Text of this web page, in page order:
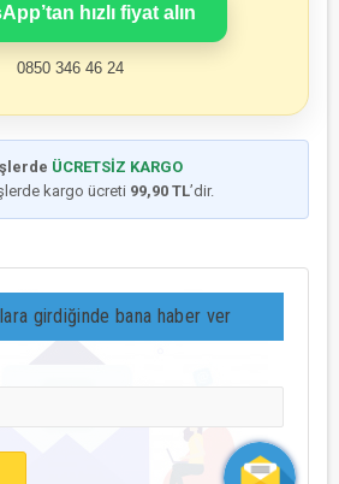
hızlı fiyat alın
0850 346 46 24
ÜCRETSİZ KARGO
kargo ücreti 99,90 TL’dir.
girdiğinde bana haber ver